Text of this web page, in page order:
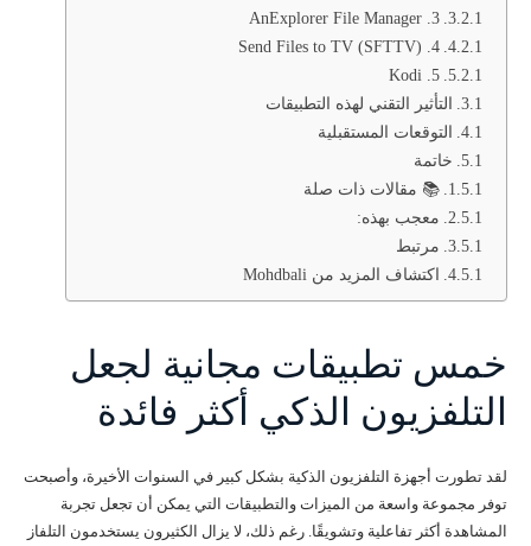
3. AnExplorer File Manager
4. Send Files to TV (SFTTV)
5. Kodi
التأثير التقني لهذه التطبيقات
التوقعات المستقبلية
خاتمة
📚 مقالات ذات صلة
معجب بهذه:
مرتبط
اكتشاف المزيد من Mohdbali
خمس تطبيقات مجانية لجعل
التلفزيون الذكي أكثر فائدة
لقد تطورت أجهزة التلفزيون الذكية بشكل كبير في السنوات الأخيرة، وأصبحت
توفر مجموعة واسعة من الميزات والتطبيقات التي يمكن أن تجعل تجربة
المشاهدة أكثر تفاعلية وتشويقًا. رغم ذلك، لا يزال الكثيرون يستخدمون التلفاز